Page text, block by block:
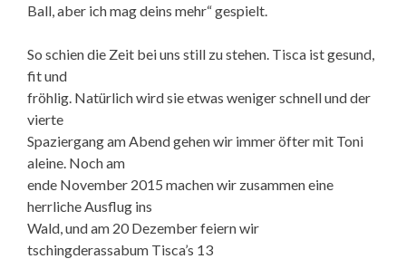
Ball, aber ich mag deins mehr“ gespielt.
So schien die Zeit bei uns still zu stehen. Tisca ist gesund,
fit und
fröhlig. Natürlich wird sie etwas weniger schnell und der
vierte
Spaziergang am Abend gehen wir immer öfter mit Toni
aleine. Noch am
ende November 2015 machen wir zusammen eine
herrliche Ausflug ins
Wald, und am 20 Dezember feiern wir
tschingderassabum Tisca’s 13